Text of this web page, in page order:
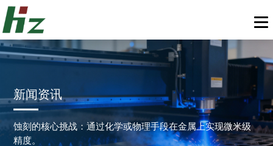
新闻资讯
蚀刻的核心挑战：通过化学或物理手段在金属上实现微米级
精度。